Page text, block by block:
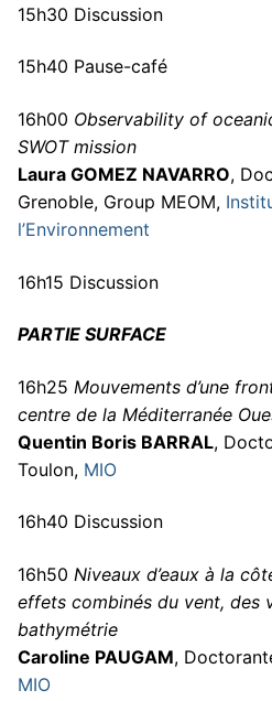
15h30 Discussion
15h40 Pause-café
16h00 Observability of
SWOT mission
Laura GOMEZ NAVARRO,
Grenoble, Group MEOM,
l’Environnement
16h15 Discussion
PARTIE SURFACE
16h25 Mouvements d’une
centre de la Méditerranée
Quentin Boris BARRAL,
Toulon, MIO
16h40 Discussion
16h50 Niveaux d’eaux à la
effets combinés du vent, des
bathymétrie
Caroline PAUGAM,
MIO